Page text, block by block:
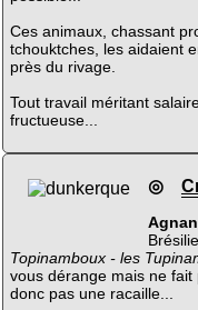
Ces animaux, chassant
tchouktches, les aidaient
près du rivage.
Tout travail méritant
fructueuse...
◎
Agnan
Topinamboux - les
vous dérange mais ne
donc pas une racaille...